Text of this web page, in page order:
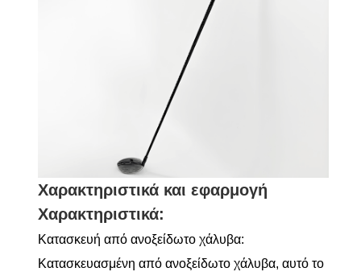
Χαρακτηριστικά και εφαρμογή
Χαρακτηριστικά:
Κατασκευή από ανοξείδωτο χάλυβα:
Κατασκευασμένη από ανοξείδωτο χάλυβα, αυτό το